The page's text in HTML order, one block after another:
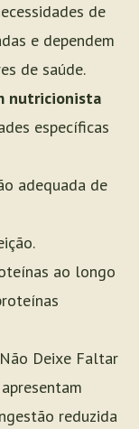
de
e dependem
de saúde.
nutricionista
específicas
adequada de
ao longo
Deixe Faltar
reduzida